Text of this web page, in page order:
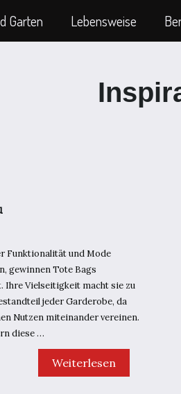
Garten Lebensweise
Funktionalität und Mode
gewinnen Tote Bags
Ihre Vielseitigkeit macht sie zu
jeder Garderobe, da
Nutzen miteinander vereinen.
diese …
Tote
Bags
Weiterlesen